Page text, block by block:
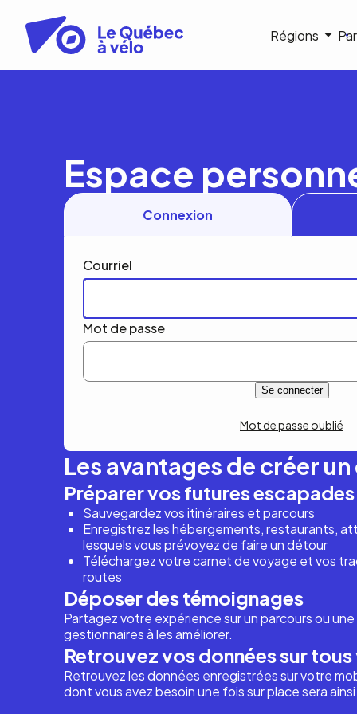
contenu
principal
Régions
Espace
Connexion
Courriel
Mot de passe
Mot de passe oublié
Les avantages de créer
Préparer vos futures escapades
Sauvegardez vos itinéraires et parcours
Enregistrez les hébergements, restaurants,
lesquels vous prévoyez de faire un détour
Téléchargez votre carnet de voyage et vos
routes
Déposer des témoignages
Partagez votre expérience sur un parcours ou
gestionnaires à les améliorer.
Retrouvez vos données sur
Retrouvez les données enregistrées sur votre
dont vous avez besoin une fois sur place sera